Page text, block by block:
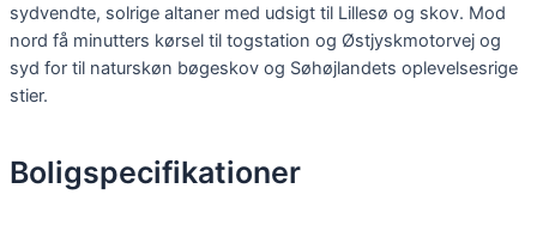
sydvendte, solrige altaner med udsigt til Lillesø og skov. Mod
nord få minutters kørsel til togstation og Østjyskmotorvej og
syd for til naturskøn bøgeskov og Søhøjlandets oplevelsesrige
stier.
Boligspecifikationer